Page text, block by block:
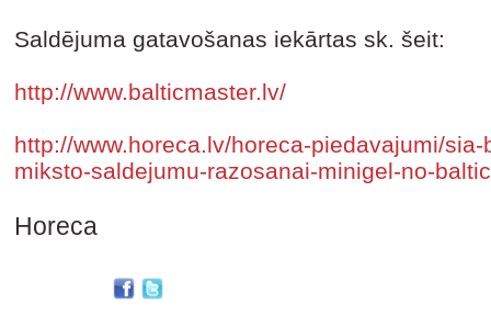
Saldējuma gatavošanas iekārtas sk. šeit:
http://www.balticmaster.lv/
http://www.horeca.lv/horeca-piedavajumi/
miksto-saldejumu-razosanai-minigel-no-
Horeca